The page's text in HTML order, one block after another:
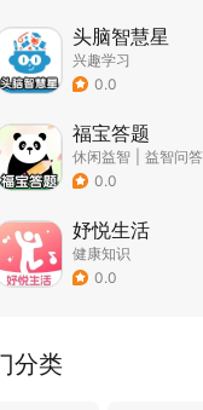
头脑智慧星
兴趣学习
0.0
福宝答题
休闲益智
益智问答
| 文化
0.0
妤悦生活
健康知识
0.0
分类